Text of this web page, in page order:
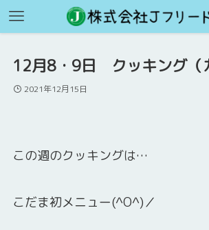
12月8・9日 クッキング（
2021年12月15日
この週のクッキングは…
こだま初メニュー(^O^)／